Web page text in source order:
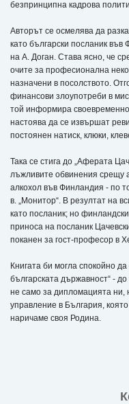
безпринципна кадрова
Авторът се осмелява да
като български посланик
на А. Доган. Става ясно, че
очите за професионална
назначени в посолството.
финансови злоупотреби в
той информира
настоява да се извършат
постоянен натиск, клюки,
Така се стига до „Аферата
лъжливите обвинения срещу
алкохол във Финландия - по
в. „Монитор“. В резултат на
като посланик; но
приноса на посланик
поканен за гост-професор в
Книгата би могла спокойно
българската държавност“ -
не само за дипломацията ни,
управление в България,
наричаме своя Родина.